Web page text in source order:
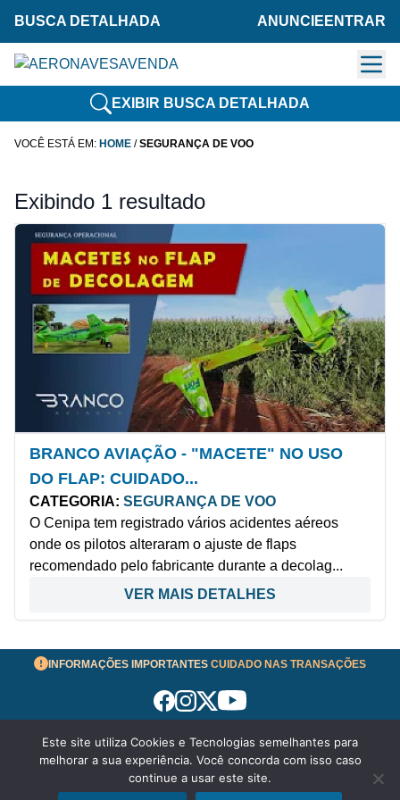
BUSCA DETALHADA ANUNCIE ENTRAR
EXIBIR BUSCA DETALHADA
VOCÊ ESTÁ EM: HOME /SEGURANÇA DE VOO
Exibindo 1 resultado
BRANCO AVIAÇÃO - "MACETE" NO USO
DO FLAP: CUIDADO...
CATEGORIA: SEGURANÇA DE VOO
O Cenipa tem registrado vários acidentes aéreos
onde os pilotos alteraram o ajuste de flaps
recomendado pelo fabricante durante a decolag...
VER MAIS DETALHES
INFORMAÇÕES IMPORTANTES CUIDADO NAS TRANSAÇÕES
Termos de Uso
© 2026 aeronavesavenda.com | Todos os Direitos
Reservados!
Este site utiliza Cookies e Tecnologias semelhantes para
melhorar a sua experiência. Você concorda com isso caso
continue a usar este site.